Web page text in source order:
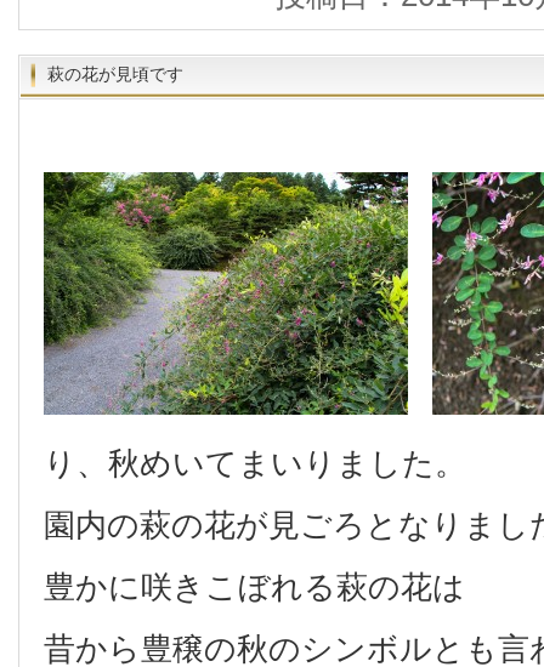
萩の花が見頃です
り、秋めいてまいりました。
園内の萩の花が見ごろとなりまし
豊かに咲きこぼれる萩の花は
昔から豊穣の秋のシンボルとも言